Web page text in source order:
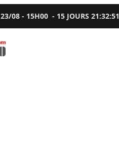
23/08 - 15H00 - 15 JOURS21:32:50